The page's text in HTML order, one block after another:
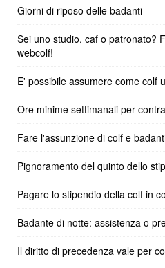
Giorni di riposo delle badanti
Sei uno studio, caf o patronato?
webcolf!
E' possibile assumere come colf
Ore minime settimanali per
Fare l'assunzione di colf e
Pignoramento del quinto dello
Pagare lo stipendio della colf in
Badante di notte: assistenza o
Il diritto di precedenza vale per